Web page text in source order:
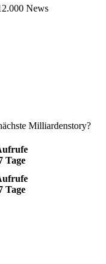
News
Milliardenstory?
Tage
Tage